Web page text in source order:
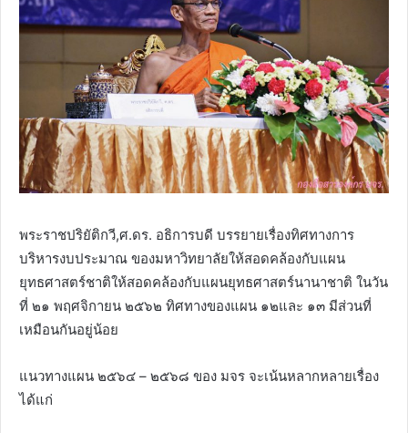
พระราชปริยัติกวี,ศ.ดร. อธิการบดี บรรยายเรื่องทิศทางการ
บริหารงบประมาณ ของมหาวิทยาลัยให้สอดคล้องกับแผน
ยุทธศาสตร์ชาติให้สอดคล้องกับแผนยุทธศาสตร์นานาชาติ ในวัน
ที่ ๒๑ พฤศจิกายน ๒๕๖๒ ทิศทางของแผน ๑๒และ ๑๓ มีส่วนที่
เหมือนกันอยู่น้อย
แนวทางแผน ๒๕๖๔ – ๒๕๖๘ ของ มจร จะเน้นหลากหลายเรื่อง
ได้แก่